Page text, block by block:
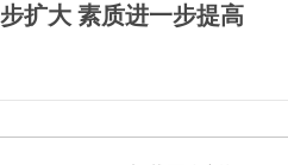
扩大 素质进一步提高